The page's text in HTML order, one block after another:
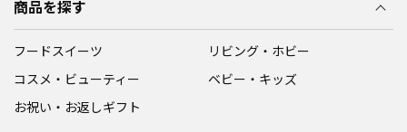
商品を探す
フードスイーツ
リビング・ホビー
コスメ・ビューティー
ベビー・キッズ
お祝い・お返しギフト